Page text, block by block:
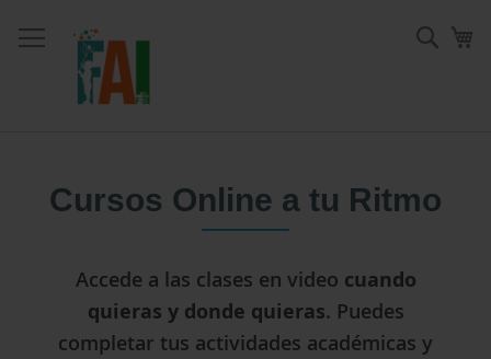
al
contenido
Cursos Online a tu Ritmo
Accede a las clases en video cuando
quieras y donde quieras. Puedes
completar tus actividades académicas y